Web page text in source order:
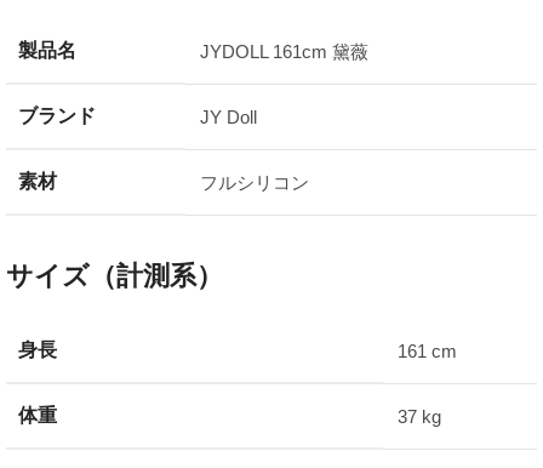
製品名 JYDOLL 161cm 黛薇
ブランド JY Doll
素材 フルシリコン
サイズ（計測系）
身長 161 cm
体重 37 kg